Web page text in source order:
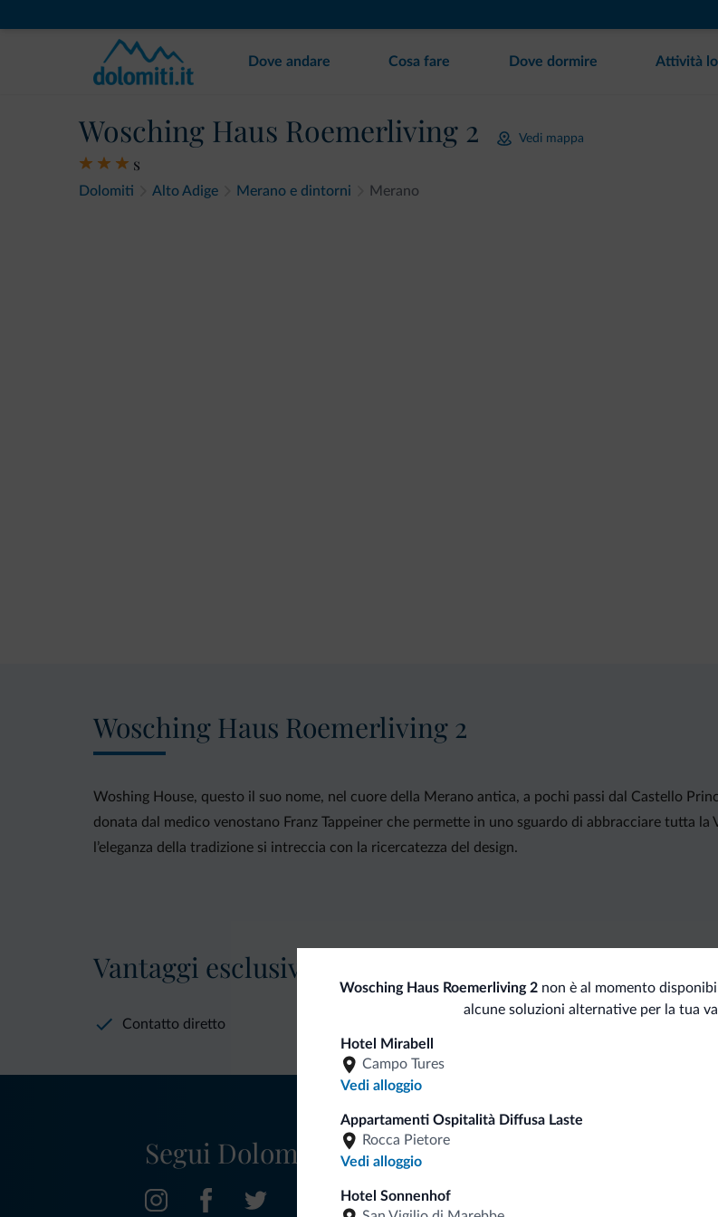
Dove andare Cosa fare Dove dormire Attività
Wosching Haus Roemerliving 2 Vedi mappa
s
Dolomiti Alto Adige Merano e dintorni Merano
Wosching Haus Roemerliving 2
Woshing House, questo il suo nome, nel cuore della Merano antica, a pochi passi dal Castello
donata dal medico venostano Franz Tappeiner che permette in uno sguardo di abbracciare tutta
l’eleganza della tradizione si intreccia con la ricercatezza del design.
Wosching Haus Roemerliving 2 non è al momento
alcune soluzioni alternative per la tua
Hotel Mirabell
Campo Tures
Vedi alloggio
Appartamenti Ospitalità Diffusa Laste
Rocca Pietore
Vedi alloggio
Hotel Sonnenhof
Vantaggi esclusivi Dolomiti.it
Contatto diretto
Segui Dolomiti.it
Riceverai informazioni,